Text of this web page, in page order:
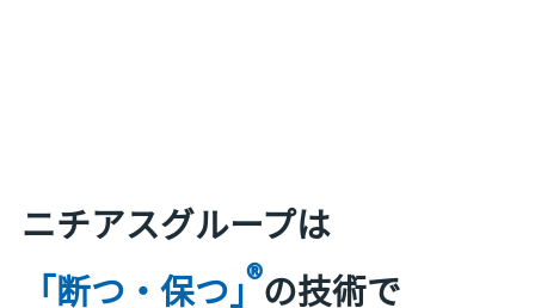
ニチアスグループは
「断つ・保つ」
®の技術で